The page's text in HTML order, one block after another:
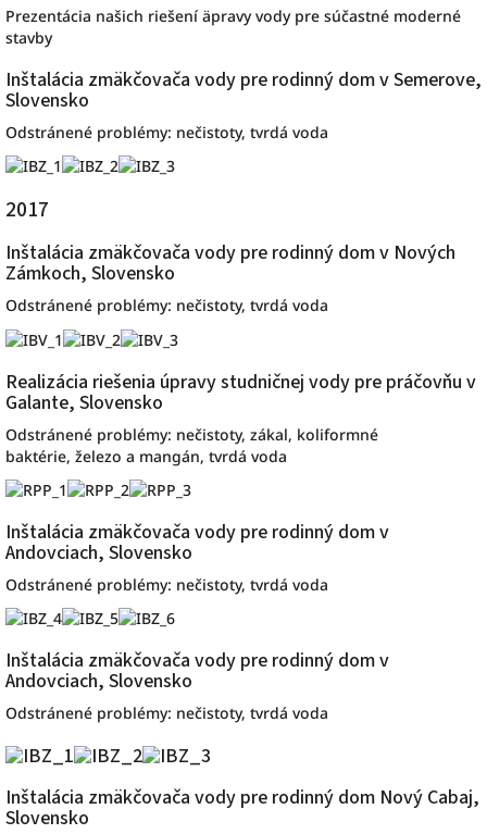
Prezentácia našich riešení äpravy vody pre súčastné moderné
stavby
Inštalácia zmäkčovača vody pre rodinný dom v Semerove,
Slovensko
Odstránené problémy: nečistoty, tvrdá voda
2017
Inštalácia zmäkčovača vody pre rodinný dom v Nových
Zámkoch, Slovensko
Odstránené problémy: nečistoty, tvrdá voda
Realizácia riešenia úpravy studničnej vody pre práčovňu v
Galante, Slovensko
Odstránené problémy: nečistoty, zákal, koliformné
baktérie, železo a mangán, tvrdá voda
Inštalácia zmäkčovača vody pre rodinný dom v
Andovciach, Slovensko
Odstránené problémy: nečistoty, tvrdá voda
Inštalácia zmäkčovača vody pre rodinný dom v
Andovciach, Slovensko
Odstránené problémy: nečistoty, tvrdá voda
Inštalácia zmäkčovača vody pre rodinný dom Nový Cabaj,
Slovensko